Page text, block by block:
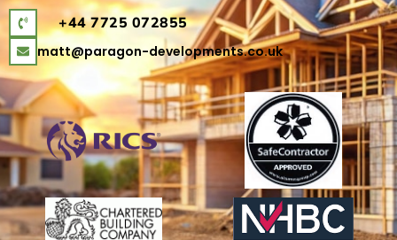
+44 7725 072855
matt@paragon-developments.co.uk